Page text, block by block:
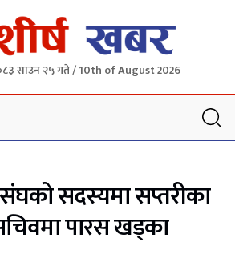
साउन २५ गते / 10th of August 2026
सदस्यमा सप्तरीका
पारस खड्का